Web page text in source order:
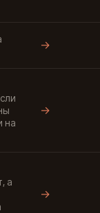
→
на
→
а
→